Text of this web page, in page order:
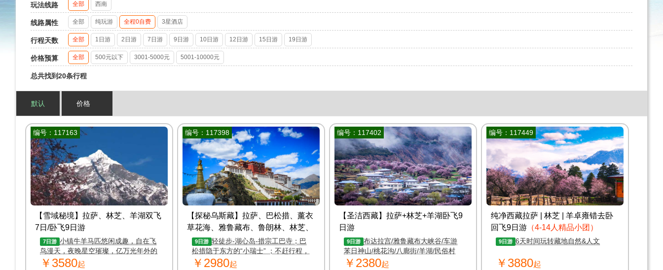
玩法线路 全部 西南
线路属性 全部 纯玩游 全程0自费 3星酒店
行程天数 全部 1日游 2日游 7日游 9日游 10日游 12日游 15日游 19日游
价格预算 全部 500元以下 3001-5000元 5001-10000元
总共找到20条行程
默认 价格
编号：117163
【雪域秘境】拉萨、林芝、羊湖双飞
7日/卧飞9日游
7日游 小镇牛羊马匹悠闲成趣，自在飞
鸟漫天，夜晚星空璀璨，亿万光年外的
光瑶瑶前来，照亮鲁朗的天际
￥3580起
编号：117398
【探秘乌斯藏】拉萨、巴松措、薰衣
草花海、雅鲁藏布、鲁朗林、林芝、
卡定沟、布达拉宫卧飞9日游
9日游 轻徒步-湖心岛-措宗工巴寺；巴
松措隐于东方的“小瑞士” ；不赶行程，
漫步感受落入凡间的仙境
￥2980起
编号：117402
【圣洁西藏】拉萨+林芝+羊湖卧飞9
日游
9日游 布达拉宫/雅鲁藏布大峡谷/车游
苯日神山/桃花沟/八廊街/羊湖/民俗村
￥2380起
编号：117449
纯净西藏拉萨 | 林芝 | 羊卓雍错去卧
回飞9日游 （4-14人精品小团）
9日游 6天时间玩转藏地自然&人文
￥3880起